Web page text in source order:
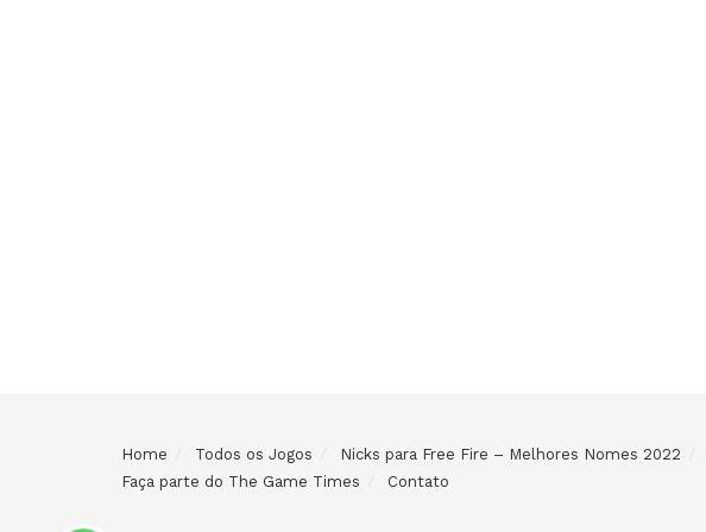
Home Todos os Jogos Nicks para Free Fire – Melhores Nomes 2022
Faça parte do The Game Times
Contato